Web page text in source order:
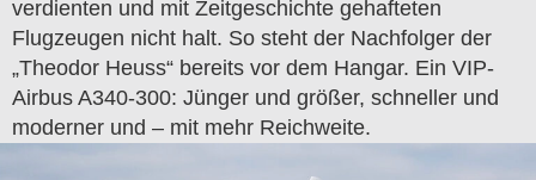
verdienten und mit Zeitgeschichte gehafteten
Flugzeugen nicht halt. So steht der Nachfolger der
„Theodor Heuss“ bereits vor dem Hangar. Ein VIP-
Airbus A340-300: Jünger und größer, schneller und
moderner und – mit mehr Reichweite.